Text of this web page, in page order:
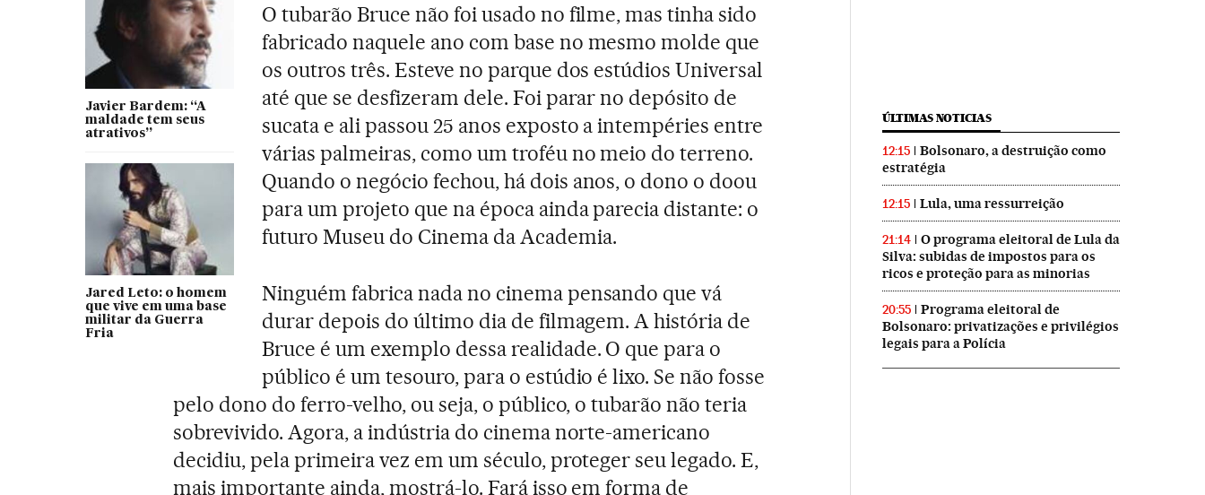
Javier Bardem: “A
maldade tem seus
atrativos”
Jared Leto: o homem
que vive em uma base
militar da Guerra
Fria
O tubarão Bruce não foi usado no filme, mas tinha sido
fabricado naquele ano com base no mesmo molde que
os outros três. Esteve no parque dos estúdios Universal
até que se desfizeram dele. Foi parar no depósito de
sucata e ali passou 25 anos exposto a intempéries entre
várias palmeiras, como um troféu no meio do terreno.
Quando o negócio fechou, há dois anos, o dono o doou
para um projeto que na época ainda parecia distante: o
futuro Museu do Cinema da Academia.
Ninguém fabrica nada no cinema pensando que vá
durar depois do último dia de filmagem. A história de
Bruce é um exemplo dessa realidade. O que para o
público é um tesouro, para o estúdio é lixo. Se não fosse
pelo dono do ferro-velho, ou seja, o público, o tubarão não teria
sobrevivido. Agora, a indústria do cinema norte-americano
decidiu, pela primeira vez em um século, proteger seu legado. E,
mais importante ainda, mostrá-lo. Fará isso em forma de
ÚLTIMAS NOTICIAS
12:15
Bolsonaro, a destruição como
estratégia
12:15 Lula, uma ressurreição
21:14
O programa eleitoral de Lula da
Silva: subidas de impostos para os
ricos e proteção para as minorias
20:55
Programa eleitoral de
Bolsonaro: privatizações e privilégios
legais para a Polícia